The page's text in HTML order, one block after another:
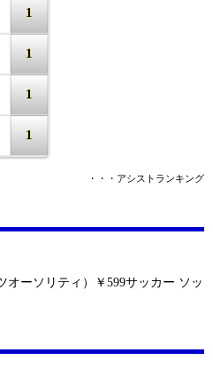
1
1
1
1
・・・アシストランキング
オーソリティ）￥599サッカー ソッ